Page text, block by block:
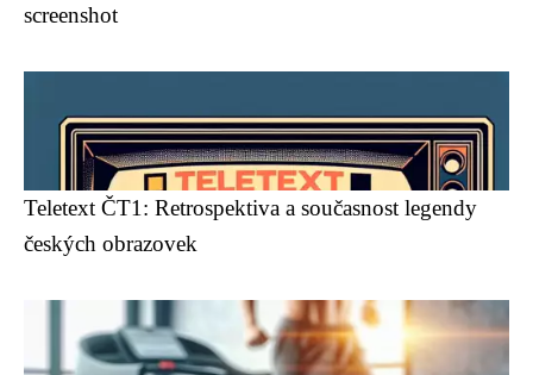
screenshot
Teletext ČT1: Retrospektiva a současnost legendy
českých obrazovek